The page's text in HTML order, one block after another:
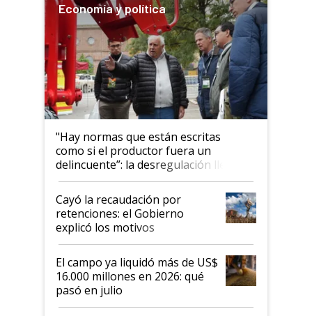
Economía y política
"Hay normas que están escritas
como si el productor fuera un
delincuente”: la desregulación llegó
al Congreso Aapresid y hasta se
habló del financiamiento al IPCVA
Cayó la recaudación por
retenciones: el Gobierno
explicó los motivos
El campo ya liquidó más de US$
16.000 millones en 2026: qué
pasó en julio